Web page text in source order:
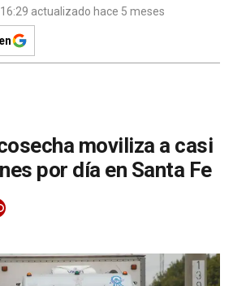
actualizado hace 5 meses
moviliza a casi
por día en Santa Fe